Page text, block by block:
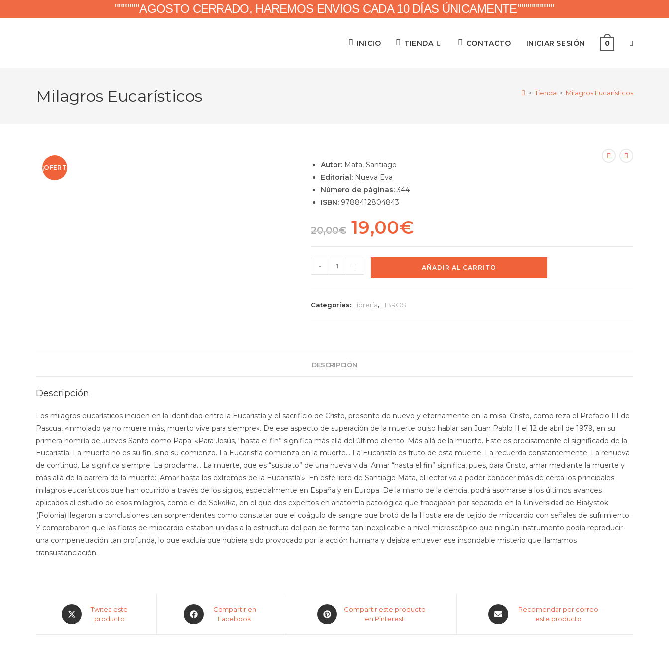
al
""""""AGOSTO CERRADO, HAREMOS ENVIOS CADA 10 DÍAS ÚNICAMENTE"""""""""
INICIO TIENDA CONTACTO INICIAR SESIÓN 0 ALTERNAR
Milagros Eucarísticos > Tienda > Milagros Eucarísticos
¡OFERT Autor: Mata, Santiago
Editorial: Nueva Eva
Número de páginas: 344
ISBN: 9788412804843
20,00€
El
precio
original
19,00€El
actual
Milagros
Eucarísticos
- + AÑADIR AL CARRITO
Categorías: Librería, LIBROS
DESCRIPCIÓN
Descripción
Los milagros eucarísticos inciden en la identidad entre la Eucaristía y el sacrificio de Cristo, presente de nuevo y eternamente en la misa. Cristo, como reza el Prefacio III de
Pascua, «inmolado ya no muere más, muerto vive para siempre». De ese aspecto de superación de la muerte quiso hablar san Juan Pablo II el 12 de abril de 1979, en su
primera homilía de Jueves Santo como Papa: «Para Jesús, “hasta el fin” significa más allá del último aliento. Más allá de la muerte. Este es precisamente el significado de la
Eucaristía. La muerte no es su fin, sino su comienzo. La Eucaristía comienza en la muerte… La Eucaristía es fruto de esta muerte. La recuerda constantemente. La renueva
de continuo. La significa siempre. La proclama… La muerte, que es “sustrato” de una nueva vida. Amar “hasta el fin” significa, pues, para Cristo, amar mediante la muerte y
más allá de la barrera de la muerte: ¡Amar hasta los extremos de la Eucaristía!». En este libro de Santiago Mata, el lector va a poder conocer más de cerca los principales
milagros eucarísticos que han ocurrido a través de los siglos, especialmente en España y en Europa. De la mano de la ciencia, podrá asomarse a los últimos avances
aplicados al estudio de esos milagros, como el de Sokołka, en el que dos expertos en anatomía patológica que trabajaban por separado en la Universidad de Białystok
(Polonia) llegaron a conclusiones tan sorprendentes como constatar que el coágulo de sangre que brotó de la Hostia era de tejido de miocardio con señales de sufrimiento.
Y comprobaron que las fibras de miocardio estaban unidas a la estructura del pan de forma tan inexplicable a nivel microscópico que ningún instrumento podía reproducir
una compenetración tan profunda, lo que excluía que hubiera sido provocado por la acción humana y dejaba entrever ese insondable misterio que llamamos
transustanciación.
Opens
in
Twitea este
producto
Opens
in
Compartir en
Facebook
Opens
in
Compartir este producto
en Pinterest
Opens
in
Recomendar por correo
este producto